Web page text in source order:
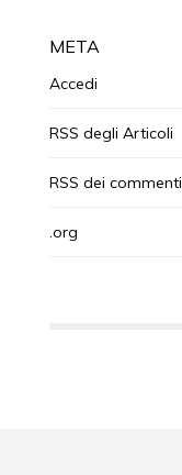
META
Accedi
RSS degli Articoli
RSS dei commenti
.org